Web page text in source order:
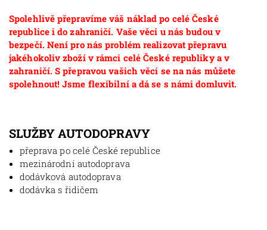
Spolehlivě přepravíme váš náklad po celé České
republice i do zahraničí. Vaše věci u nás budou v
bezpečí. Není pro nás problém realizovat přepravu
jakéhokoliv zboží v rámci celé České republiky a v
zahraničí. S přepravou vašich věcí se na nás můžete
spolehnout! Jsme flexibilní a dá se s námi domluvit.
SLUŽBY AUTODOPRAVY
přeprava po celé České republice
mezinárodní autodoprava
dodávková autodoprava
dodávka s řidičem